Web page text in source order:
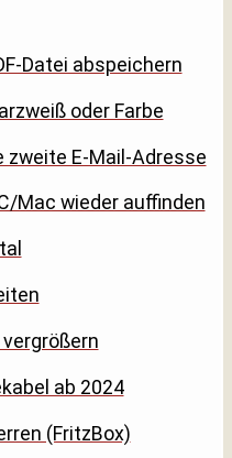
Datei abspeichern
oder Farbe
zweite E-Mail-Adresse
Mac wieder auffinden
ab 2024
(FritzBox)